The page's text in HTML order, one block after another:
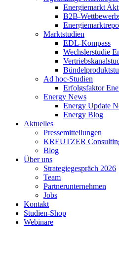
Energiemarkt
B2B-
Marktstudien
EDL-Kompass
Wechslerstudie
Ad hoc-Studien
Erfolgsfaktor
Energy News
Energy Update
Energy Blog
Aktuelles
Pressemitteilungen
KREUTZER
Blog
Über uns
Strategiegespräch 2026
Team
Partnerunternehmen
Jobs
Kontakt
Studien-Shop
Webinare